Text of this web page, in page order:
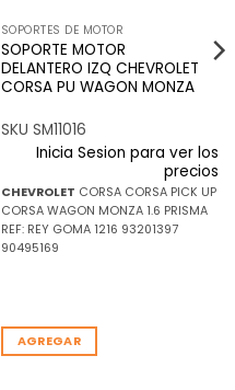
SOPORTES DE MOTOR
SOPORTE MOTOR
DELANTERO IZQ CHEVROLET
CORSA PU WAGON MONZA
SKU SM11016
Inicia Sesion para ver los
precios
CHEVROLET CORSA CORSA PICK UP
CORSA WAGON MONZA 1.6 PRISMA
REF: REY GOMA 1216 93201397
90495169
AGREGAR